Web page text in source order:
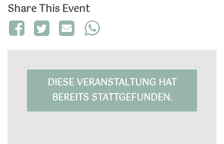
Share This Event
DIESE VERANSTALTUNG HAT
BEREITS STATTGEFUNDEN.